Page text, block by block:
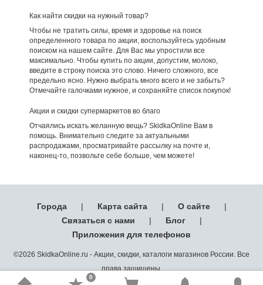
Как найти скидки на нужный товар?
Чтобы не тратить силы, время и здоровье на поиск
определенного товара по акции, воспользуйтесь удобным
поиском на нашем сайте. Для Вас мы упростили все
максимально. Чтобы купить по акции, допустим, молоко,
введите в строку поиска это слово. Ничего сложного, все
предельно ясно. Нужно выбрать много всего и не забыть?
Отмечайте галочками нужное, и сохраняйте список покупок!
Акции и скидки супермаркетов во благо
Отчаялись искать желанную вещь? SkidkaOnline Вам в
помощь. Внимательно следите за актуальными
распродажами, просматривайте рассылку на почте и,
наконец-то, позвольте себе больше, чем можете!
Города | Карта сайта | О сайте
|
Связаться с нами
| Блог
|
Приложения для телефонов
©2026 SkidkaOnline.ru - Акции, скидки, каталоги магазинов России. Все
права защищены.
0